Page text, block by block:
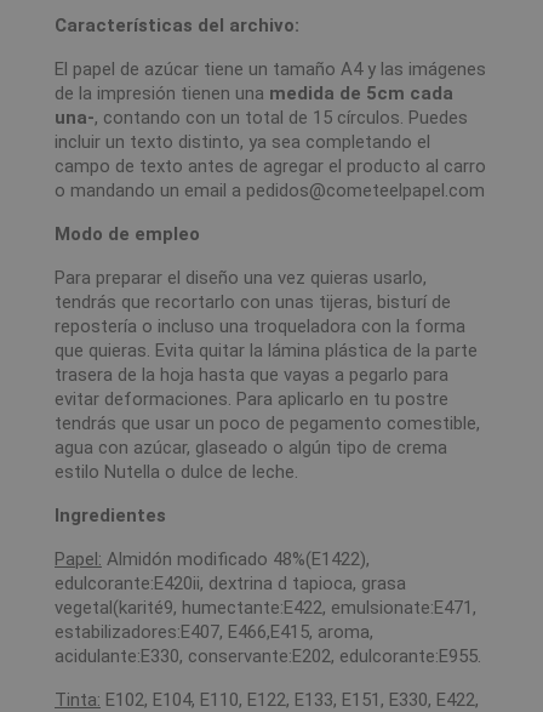
Características del archivo:
El papel de azúcar tiene un tamaño A4 y las imágenes
de la impresión tienen una medida de 5cm cada
una-, contando con un total de 15 círculos. Puedes
incluir un texto distinto, ya sea completando el
campo de texto antes de agregar el producto al carro
o mandando un email a pedidos@cometeelpapel.com
Modo de empleo
Para preparar el diseño una vez quieras usarlo,
tendrás que recortarlo con unas tijeras, bisturí de
repostería o incluso una troqueladora con la forma
que quieras. Evita quitar la lámina plástica de la parte
trasera de la hoja hasta que vayas a pegarlo para
evitar deformaciones. Para aplicarlo en tu postre
tendrás que usar un poco de pegamento comestible,
agua con azúcar, glaseado o algún tipo de crema
estilo Nutella o dulce de leche.
Ingredientes
Papel: Almidón modificado 48%(E1422),
edulcorante:E420ii, dextrina d tapioca, grasa
vegetal(karité9, humectante:E422, emulsionate:E471,
estabilizadores:E407, E466,E415, aroma,
acidulante:E330, conservante:E202, edulcorante:E955.
Tinta: E102, E104, E110, E122, E133, E151, E330, E422,